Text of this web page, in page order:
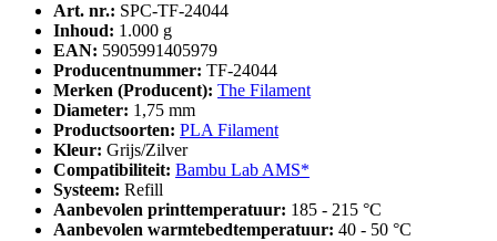
Art. nr.: SPC-TF-24044
Inhoud: 1.000 g
EAN: 5905991405979
Producentnummer: TF-24044
Merken (Producent): The Filament
Diameter: 1,75 mm
Productsoorten: PLA Filament
Kleur: Grijs/Zilver
Compatibiliteit: Bambu Lab AMS*
Systeem: Refill
Aanbevolen printtemperatuur: 185 - 215 °C
Aanbevolen warmtebedtemperatuur: 40 - 50 °C